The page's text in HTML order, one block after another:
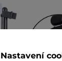
Nastavení